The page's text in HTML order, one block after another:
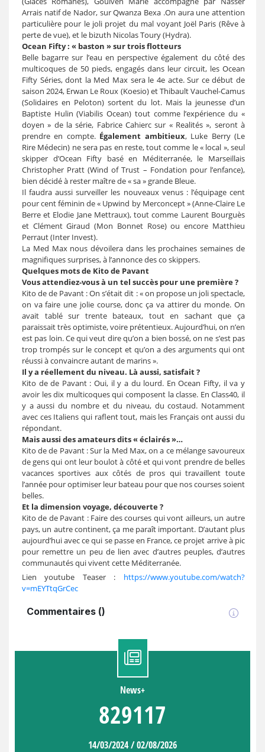
Arrais natif de Nador, sur Qwanza Bexa .On aura une attention
particulière pour le joli projet du mal voyant Joël Paris (Rêve à
perte de vue), et le bizuth Nicolas Toury (Hydra).
Ocean Fifty : « baston » sur trois flotteurs
Belle bagarre sur l’eau en perspective également du côté des
multicoques de 50 pieds, engagés dans leur circuit, les Ocean
Fifty Séries, dont la Med Max sera le 4e acte. Sur ce début de
saison 2024, Erwan Le Roux (Koesio) et Thibault Vauchel-Camus
(Solidaires en Peloton) sortent du lot. Mais la jeunesse d’un
Baptiste Hulin (Viabilis Ocean) tout comme l’expérience du «
doyen » de la série, Fabrice Cahierc sur « Realités », seront à
prendre en compte. Également ambitieux, Luke Berry (Le
Rire Médecin) ne sera pas en reste, tout comme le « local », seul
skipper d’Ocean Fifty basé en Méditerranée, le Marseillais
Christopher Pratt (Wind of Trust – Fondation pour l’enfance),
bien décidé à rester maître de « sa » grande Bleue.
Il faudra aussi surveiller les nouveaux venus : l’équipage cent
pour cent féminin de « Upwind by Merconcept » (Anne-Claire Le
Berre et Elodie Jane Mettraux), tout comme Laurent Bourguès
et Clément Giraud (Mon Bonnet Rose) ou encore Matthieu
Perraut (Inter Invest).
La Med Max nous dévoilera dans les prochaines semaines de
magnifiques surprises, à l’annonce des co skippers.
Quelques mots de Kito de Pavant
Vous attendiez-vous à un tel succès pour une première ?
Kito de de Pavant : On s’était dit : « on propose un joli spectacle,
on va faire une jolie course, donc ça va attirer du monde. On
avait tablé sur trente bateaux, tout en sachant que ça
paraissait très optimiste, voire prétentieux. Aujourd’hui, on n’en
est pas loin. Ce qui veut dire qu’on a bien bossé, on ne s’est pas
trop trompés sur le concept et qu’on a des arguments qui ont
réussi à convaincre autant de marins ».
Il y a réellement du niveau. Là aussi, satisfait ?
Kito de de Pavant : Oui, il y a du lourd. En Ocean Fifty, il va y
avoir les dix multicoques qui composent la classe. En Class40, il
y a aussi du nombre et du niveau, du costaud. Notamment
avec ces Italiens qui raflent tout, mais les Français ont aussi du
répondant.
Mais aussi des amateurs dits « éclairés »…
Kito de de Pavant : Sur la Med Max, on a ce mélange savoureux
de gens qui ont leur boulot à côté et qui vont prendre de belles
vacances sportives aux côtés de pros qui travaillent toute
l’année pour optimiser leur bateau pour que nos courses soient
belles.
Et la dimension voyage, découverte ?
Kito de de Pavant : Faire des courses qui vont ailleurs, un autre
pays, un autre continent, ça me paraît important. D’autant plus
aujourd’hui avec ce qui se passe en France, ce projet arrive à pic
pour remettre un peu de lien avec d’autres peuples, d’autres
communautés qui vivent cette Méditerranée.
Lien youtube Teaser : https://www.youtube.com/watch?
v=mEYTtqGrCec
Commentaires ()
News+
829117
14/03/2024/02/08/2026